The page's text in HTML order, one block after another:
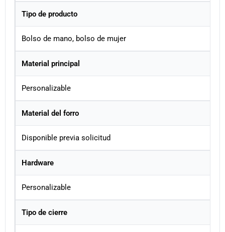
Tipo de producto
Bolso de mano, bolso de mujer
Material principal
Personalizable
Material del forro
Disponible previa solicitud
Hardware
Personalizable
Tipo de cierre